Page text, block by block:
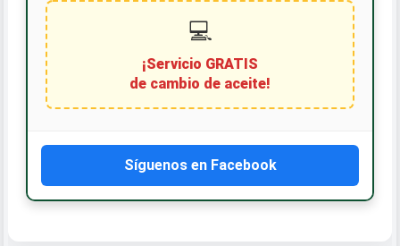
💻
de cambio de aceite!
Síguenos en Facebook